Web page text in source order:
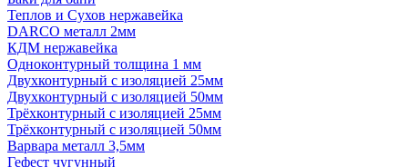
Теплов и Сухов нержавейка
DARCO металл 2мм
КДМ нержавейка
Одноконтурный толщина 1 мм
Двухконтурный с изоляцией 25мм
Двухконтурный с изоляцией 50мм
Трёхконтурный с изоляцией 25мм
Трёхконтурный с изоляцией 50мм
Варвара металл 3,5мм
Гефест чугунный